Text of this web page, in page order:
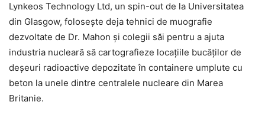
Lynkeos Technology Ltd, un spin-out de la Universitatea
din Glasgow, folosește deja tehnici de muografie
dezvoltate de Dr. Mahon și colegii săi pentru a ajuta
industria nucleară să cartografieze locațiile bucăților de
deșeuri radioactive depozitate în containere umplute cu
beton la unele dintre centralele nucleare din Marea
Britanie.